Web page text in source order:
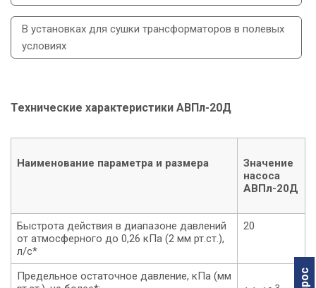
В установках для сушки трансформаторов в полевых
условиях
Технические характеристики АВПл-20Д
Наименование параметра и размера
Значение
насоса
АВПл-20Д
Быстрота действия в диапазоне давлений
от атмосферного до 0,26 кПа (2 мм рт.ст.),
л/с*
20
Предельное остаточное давление, кПа (мм